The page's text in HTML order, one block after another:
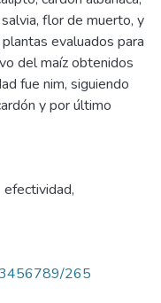
flor de muerto, y
evaluados para
del maíz obtenidos
fue nim, siguiendo
y por último
efectividad,
265